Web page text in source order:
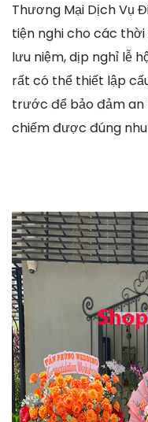
Thương Mại Dịch Vụ
tiện nghi cho các
lưu niệm, dịp nghỉ lễ
rất có thể thiết lập
trước để bảo đảm
chiếm được đúng